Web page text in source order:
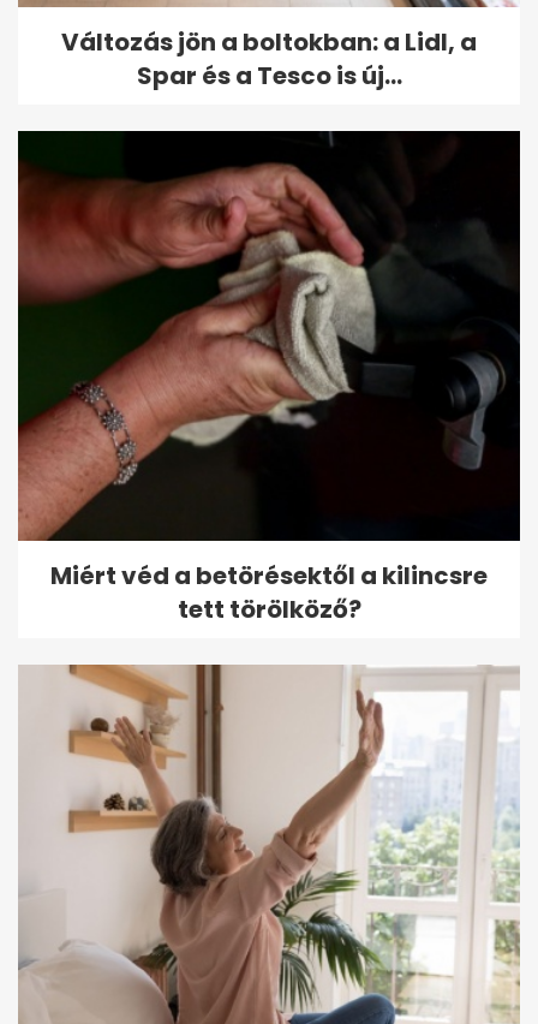
Változás jön a boltokban: a Lidl, a
Spar és a Tesco is új...
Miért véd a betörésektől a kilincsre
tett törölköző?